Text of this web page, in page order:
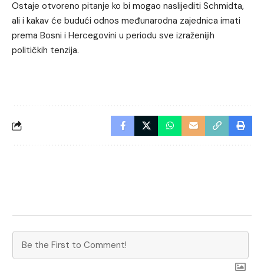
Ostaje otvoreno pitanje ko bi mogao naslijediti Schmidta,
ali i kakav će budući odnos međunarodna zajednica imati
prema Bosni i Hercegovini u periodu sve izraženijih
političkih tenzija.